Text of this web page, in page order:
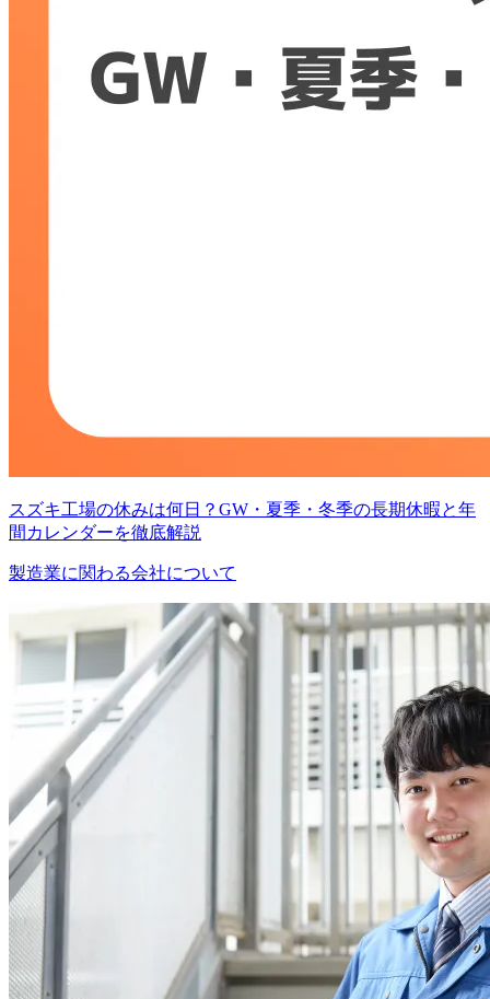
スズキ工場の休みは何日？GW・夏季・冬季の長期休暇と年
間カレンダーを徹底解説
製造業に関わる会社について